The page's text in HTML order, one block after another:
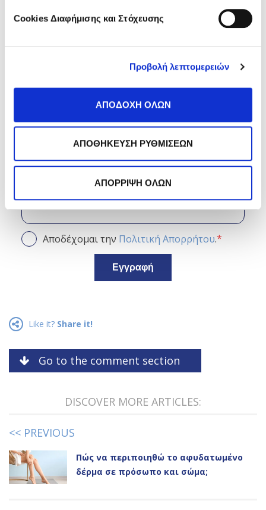
Cookies Διαφήμισης και Στόχευσης
Προβολή λεπτομερειών
ΑΠΟΔΟΧΗ ΟΛΩΝ
ΑΠΟΘΗΚΕΥΣΗ ΡΥΘΜΙΣΕΩΝ
ΑΠΟΡΡΙΨΗ ΟΛΩΝ
Θέλεις να λαμβάνεις τα
άρθρα του μήνα στο inbox
Κάνε εγγραφή στο newsletter
της Frezyderm!
Αποδέχομαι την Πολιτική Απορρήτου.*
Εγγραφή
Like it? Share it!
Go to the comment section
DISCOVER MORE ARTICLES:
<< PREVIOUS
Πώς να περιποιηθώ το αφυδατωμένο
δέρμα σε πρόσωπο και σώμα;